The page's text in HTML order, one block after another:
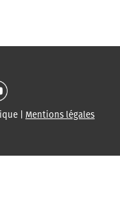
| Mentions légales